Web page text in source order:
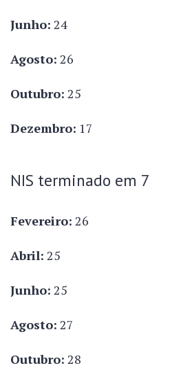
Junho: 24
Agosto: 26
Outubro: 25
Dezembro: 17
NIS terminado em 7
Fevereiro: 26
Abril: 25
Junho: 25
Agosto: 27
Outubro: 28